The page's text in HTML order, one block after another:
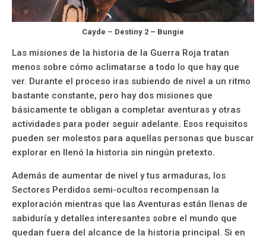
Cayde – Destiny 2 – Bungie
Las misiones de la historia de la Guerra Roja tratan
menos sobre cómo aclimatarse a todo lo que hay que
ver. Durante el proceso iras subiendo de nivel a un ritmo
bastante constante, pero hay dos misiones que
básicamente te obligan a completar aventuras y otras
actividades para poder seguir adelante. Esos requisitos
pueden ser molestos para aquellas personas que buscar
explorar en llenó la historia sin ningún pretexto.
Además de aumentar de nivel y tus armaduras, los
Sectores Perdidos semi-ocultos recompensan la
exploración mientras que las Aventuras están llenas de
sabiduría y detalles interesantes sobre el mundo que
quedan fuera del alcance de la historia principal. Si en